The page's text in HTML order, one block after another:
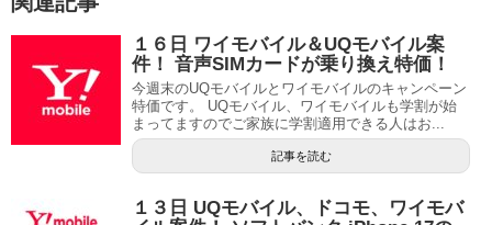
１６日 ワイモバイル＆UQモバイル案
件！ 音声SIMカードが乗り換え特価！
今週末のUQモバイルとワイモバイルのキャンペーン
特価です。 UQモバイル、ワイモバイルも学割が始
まってますのでご家族に学割適用できる人はお...
記事を読む
１３日 UQモバイル、ドコモ、ワイモバ